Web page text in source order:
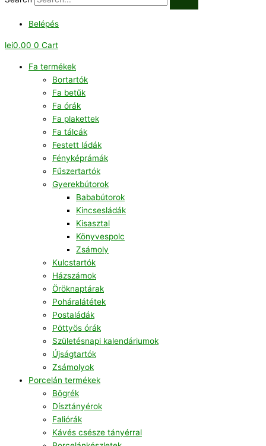
Belépés
lei0.00 0 Cart
Fa termékek
Bortartók
Fa betűk
Fa órák
Fa plakettek
Fa tálcák
Festett ládák
Fényképrámák
Fűszertartók
Gyerekbútorok
Bababútorok
Kincsesládák
Kisasztal
Könyvespolc
Zsámoly
Kulcstartók
Házszámok
Öröknaptárak
Poháralátétek
Postaládák
Pöttyös órák
Születésnapi kalendáriumok
Újságtartók
Zsámolyok
Porcelán termékek
Bögrék
Dísztányérok
Faliórák
Kávés csésze tányérral